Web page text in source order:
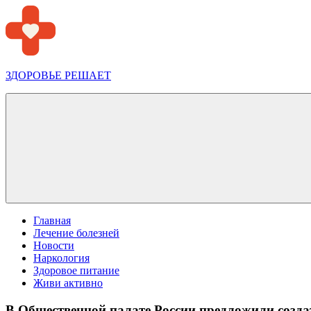
Перейти
к
содержимому
ЗДОРОВЬЕ РЕШАЕТ
Меню
Главная
Лечение болезней
Новости
Наркология
Здоровое питание
Живи активно